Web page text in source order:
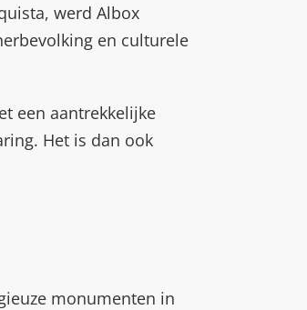
werd Albox
en culturele
een aantrekkelijke
Het is dan ook
monumenten in